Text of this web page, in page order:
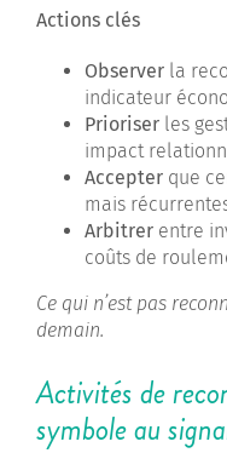
Actions clés
Observerla
indicateur
Prioriserles
impact
Accepterque
mais
Arbitrerentre
coûts de
Ce qui n’est pas
demain.
Activités de
symbole au